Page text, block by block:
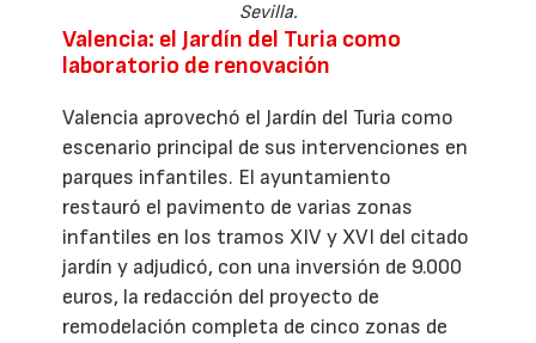
Sevilla.
Valencia: el Jardín del Turia como
laboratorio de renovación
Valencia aprovechó el Jardín del Turia como
escenario principal de sus intervenciones en
parques infantiles. El ayuntamiento
restauró el pavimento de varias zonas
infantiles en los tramos XIV y XVI del citado
jardín y adjudicó, con una inversión de 9.000
euros, la redacción del proyecto de
remodelación completa de cinco zonas de